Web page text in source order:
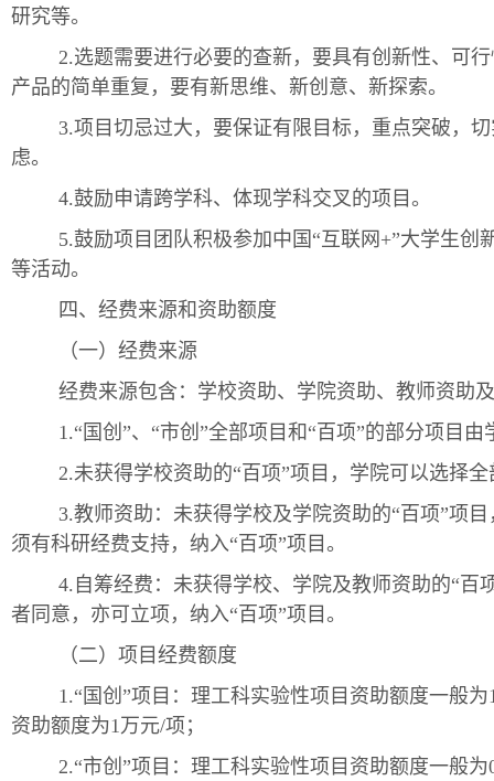
研究等。
2.选题需要进行必要的查新，要具有创新性、可
产品的简单重复，要有新思维、新创意、新探索。
3.项目切忌过大，要保证有限目标，重点突破，
虑。
4.鼓励申请跨学科、体现学科交叉的项目。
5.鼓励项目团队积极参加中国“互联网+”大学生
等活动。
四、经费来源和资助额度
（一）经费来源
经费来源包含：学校资助、学院资助、教师资助
1.“国创”、“市创”全部项目和“百项”的部分项目
2.未获得学校资助的“百项”项目，学院可以选择
3.教师资助：未获得学校及学院资助的“百项”项
须有科研经费支持，纳入“百项”项目。
4.自筹经费：未获得学校、学院及教师资助的“
者同意，亦可立项，纳入“百项”项目。
（二）项目经费额度
1.“国创”项目：理工科实验性项目资助额度一般
资助额度为1万元/项；
2.“市创”项目：理工科实验性项目资助额度一般